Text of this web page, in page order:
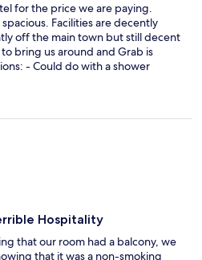
for the price we are paying.
Facilities are decently
off the main town but still decent
bring us around and Grab is
- Could do with a shower
the shower from the rest of the
as well
Hospitality
that our room had a balcony, we
that it was a non-smoking